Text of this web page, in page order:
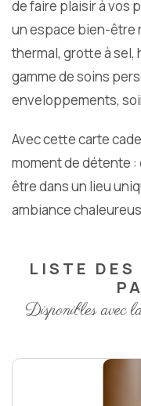
de faire plaisir à vos
un espace bien-être
thermal, grotte à sel,
gamme de soins
enveloppements,
Avec cette carte
moment de détente
être dans un lieu
ambiance
LISTE DES
Disponibles avec